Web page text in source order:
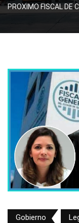
PROXIMO FISCAL DE
Gobierno